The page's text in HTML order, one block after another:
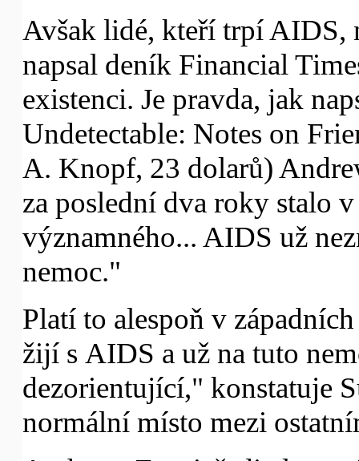
Avšak lidé, kteří trpí AIDS,
napsal deník Financial
existenci. Je pravda, jak
Undetectable: Notes on
A. Knopf, 23 dolarů)
za poslední dva roky stalo
významného... AIDS už
nemoc."
Platí to alespoň v
žijí s AIDS a už na tuto
dezorientující," konstatuje
normální místo mezi